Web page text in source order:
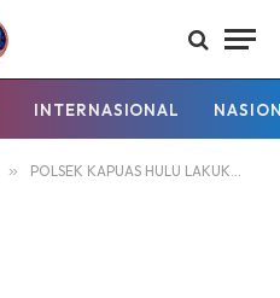
INTERNASIONAL
» POLSEK KAPUAS HULU LAKUKAN IMBAUAN CEGAH RUSAKNYA LINGKUNGAN AKIBAT AKTIVITAS ILLEGAL MINING